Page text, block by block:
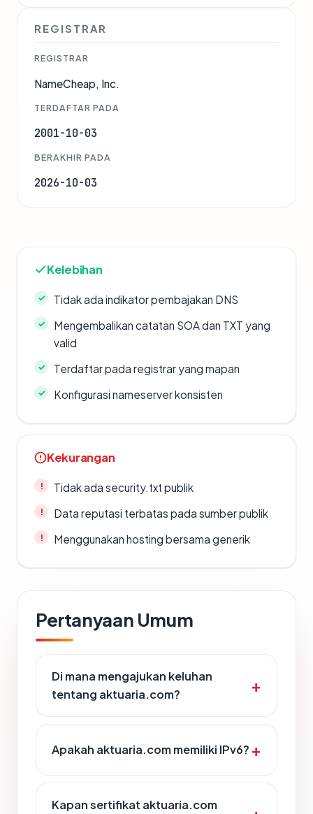
REGISTRAR
REGISTRAR
NameCheap, Inc.
TERDAFTAR PADA
2001-10-03
BERAKHIR PADA
2026-10-03
Kelebihan
Tidak ada indikator pembajakan DNS
Mengembalikan catatan SOA dan TXT yang
valid
Terdaftar pada registrar yang mapan
Konfigurasi nameserver konsisten
Kekurangan
Tidak ada security.txt publik
Data reputasi terbatas pada sumber publik
Menggunakan hosting bersama generik
Pertanyaan Umum
Di mana mengajukan keluhan
tentang aktuaria.com?
Apakah aktuaria.com memiliki IPv6?
Kapan sertifikat aktuaria.com